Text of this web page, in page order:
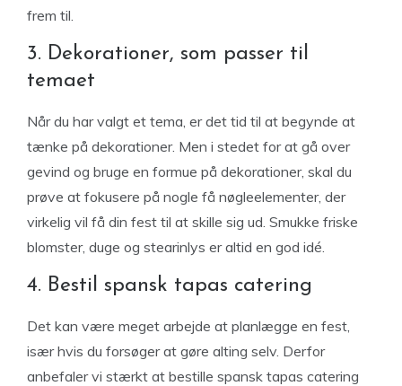
frem til.
3. Dekorationer, som passer til
temaet
Når du har valgt et tema, er det tid til at begynde at
tænke på dekorationer. Men i stedet for at gå over
gevind og bruge en formue på dekorationer, skal du
prøve at fokusere på nogle få nøgleelementer, der
virkelig vil få din fest til at skille sig ud. Smukke friske
blomster, duge og stearinlys er altid en god idé.
4. Bestil spansk tapas catering
Det kan være meget arbejde at planlægge en fest,
især hvis du forsøger at gøre alting selv. Derfor
anbefaler vi stærkt at bestille spansk tapas catering